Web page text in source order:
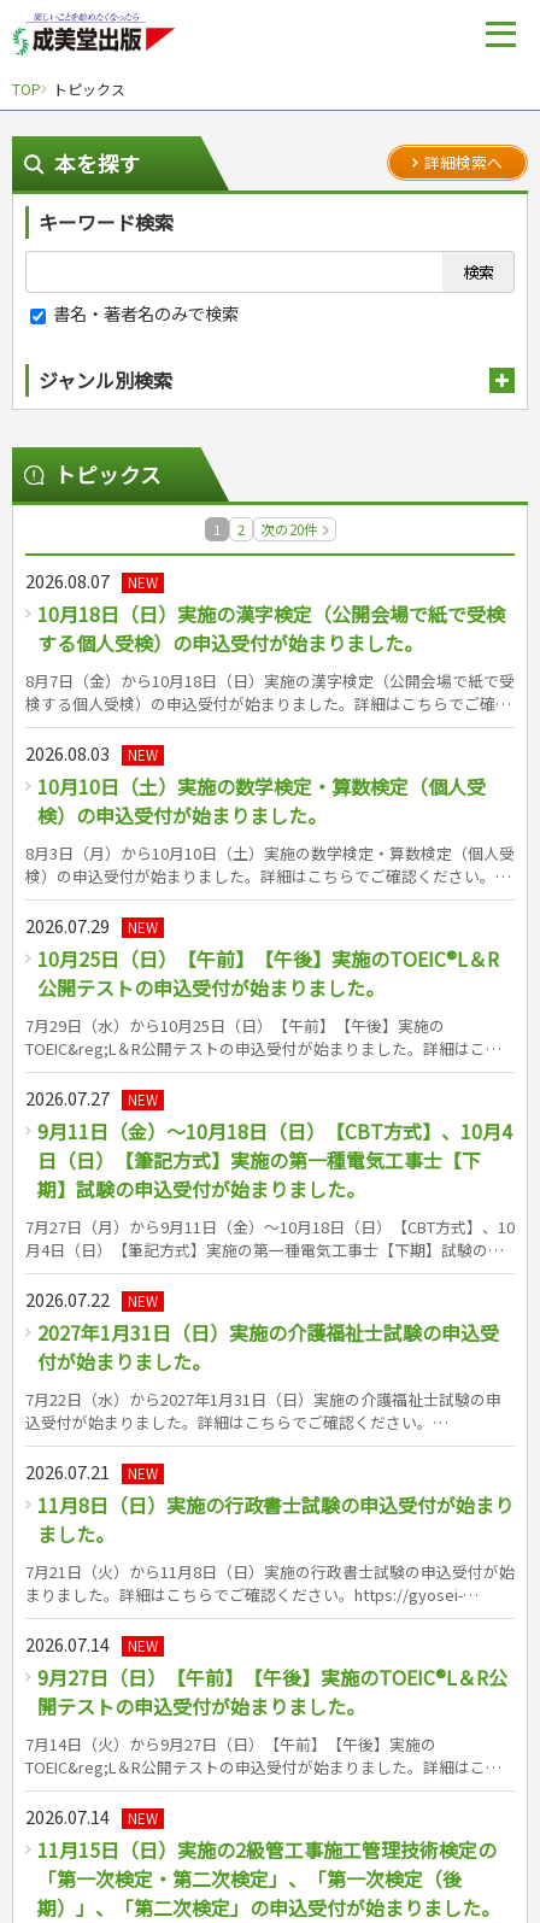
TOP トピックス
本を探す 詳細検索へ
キーワード検索
書名・著者名のみで検索
ジャンル別検索
スポーツ
スポーツルール
トレーニング
ジュニアスポーツ
その他スポーツ
自然・アウトドア・ペット
ペット・飼育
園芸・野菜づくり
雑学
囲碁・将棋・麻雀
ゲーム・マジック
家相・風水・占い
カルチャー・芸術・趣味
鉄道・車・自転車
音楽・楽器
趣味・鑑賞・カメラ
絵画・デッサン
俳句・詩・ことば
辞典・語学
辞典
語学・旅行会話
運転免許
原付・二輪
普通免許
その他免許
生活・暮らし
料理
おもてなし・ごちそう料理
各国料理
お弁当
健康メニュー・ダイエット
お菓子・ケーキ・パン
飲み物・お酒
編み物
ソーイング
クラフト
住まい・インテリア・暮らし
インテリア・ハウジング
収納・掃除・暮らし
美容・ファッション
ダイエット・エクササイズ
メイク・ネイル・ヘア
冠婚葬祭・手紙・ペン字
冠婚葬祭・スピーチ・マナー
妊娠・出産・育児
離乳食・幼児食・こどもレシピ
健康と保育
ツボ・マッサージ
家庭医学・病気
健康知識
栄養事典
生活習慣病
看護・介護
看護一般
介護一般
保育・教育
パネルシアター
指導マニュアル
こどもの本
児童一般
おりがみ・あやとり
なぞなぞ・ゲーム
占い・心理ゲーム
のりもの・ずかん
読み物・絵本
音と光のでる絵本
学参・ドリル
夏休みドリル
総復習ドリル
学習・地図
自由研究・読書感想文
えんぴつちょう
就職活動
就職活動
就職試験
公務員試験
資格試験
検定試験・資格試験
英語検定・TOEIC
漢字検定・数学検定
簿記検定
看護・薬学
ケアマネジャー
介護・社会福祉士
保育士
司法書士・社労士
行政書士・宅建
FP
衛生管理・運行管理
建築・土木
電気・危険物
調理師
スキル・キャリアアップ
危険物取扱者
消防設備士
登録販売者
その他資格試験
ビジネス
経営・経済・法律
マネー・株・資産
ビジネス・法律
簿記・経理・税金・保険
その他ビジネス
自己啓発
自己啓発
ビジネス読み物
旅行・歴史
国内・海外旅行
国外旅行
国内旅行
地理・歴史
地理・地図
文庫
文庫
成美文庫
その他文庫
ダイアリー
ダイアリー
プラチナダイアリー プレステージ
トピックス
1 2 次の20件
2026.08.07 NEW
10月18日（日）実施の漢字検定（公開会場で紙で受検
する個人受検）の申込受付が始まりました。
8月7日（金）から10月18日（日）実施の漢字検定（公開会場で紙で受
検する個人受検）の申込受付が始まりました。詳細はこちらでご確認
ください。
https://www.kanken.or.jp/kanken/individual/pbt/schedule/ 成美堂出
版の漢字検定対策書シリーズはこちら（書籍紹介ページへリンク）
2026.08.03 NEW
10月10日（土）実施の数学検定・算数検定（個人受
検）の申込受付が始まりました。
8月3日（月）から10月10日（土）実施の数学検定・算数検定（個人受
検）の申込受付が始まりました。詳細はこちらでご確認ください。
https://www.su-gaku.net/suken/schedule/ 成美堂出版の数学検定・
算数検定対策書シリーズはこちら（書籍紹介ページへリンク）
2026.07.29 NEW
10月25日（日）【午前】【午後】実施のTOEIC®L＆R
公開テストの申込受付が始まりました。
7月29日（水）から10月25日（日）【午前】【午後】実施の
TOEIC&reg;L＆R公開テストの申込受付が始まりました。詳細はこち
らでご確認ください。https://www.iibc-
global.org/toeic/test/lr/guide01/schedule.html 成美堂出版の
TOEIC&reg;L＆R公開テスト対策書はこちら（書籍紹介ページへリン
ク） &nbsp;
2026.07.27 NEW
9月11日（金）～10月18日（日）【CBT方式】、10月4
日（日）【筆記方式】実施の第一種電気工事士【下
期】試験の申込受付が始まりました。
7月27日（月）から9月11日（金）～10月18日（日）【CBT方式】、10
月4日（日）【筆記方式】実施の第一種電気工事士【下期】試験の申
込受付が始まりました。詳細はこちらでご確認ください。
https://www.shiken.or.jp/construction/first/ 成美堂出版の第一種電
気工事士試験対策書シリーズはこちら（書籍紹介ページへリンク）
&nbsp; &nbsp;&nbsp;
2026.07.22 NEW
2027年1月31日（日）実施の介護福祉士試験の申込受
付が始まりました。
7月22日（水）から2027年1月31日（日）実施の介護福祉士試験の申
込受付が始まりました。詳細はこちらでご確認ください。
https://www.sssc.or.jp/kaigo/tetsuzuki.html 成美堂出版の介護福祉
士試験対策書シリーズはこちら（書籍紹介ページへリンク）
2026.07.21 NEW
11月8日（日）実施の行政書士試験の申込受付が始まり
ました。
7月21日（火）から11月8日（日）実施の行政書士試験の申込受付が始
まりました。詳細はこちらでご確認ください。https://gyosei-
shiken.or.jp/ 成美堂出版の行政書士試験対策書シリーズはこちら（書
籍紹介ページへリンク）
2026.07.14 NEW
9月27日（日）【午前】【午後】実施のTOEIC®L＆R公
開テストの申込受付が始まりました。
7月14日（火）から9月27日（日）【午前】【午後】実施の
TOEIC&reg;L＆R公開テストの申込受付が始まりました。詳細はこち
らでご確認ください。https://www.iibc-
global.org/toeic/test/lr/guide01/schedule.html 成美堂出版の
TOEIC&reg;L＆R公開テスト対策書はこちら（書籍紹介ページへリン
ク） &nbsp;
2026.07.14 NEW
11月15日（日）実施の2級管工事施工管理技術検定の
「第一次検定・第二次検定」、「第一次検定（後
期）」、「第二次検定」の申込受付が始まりました。